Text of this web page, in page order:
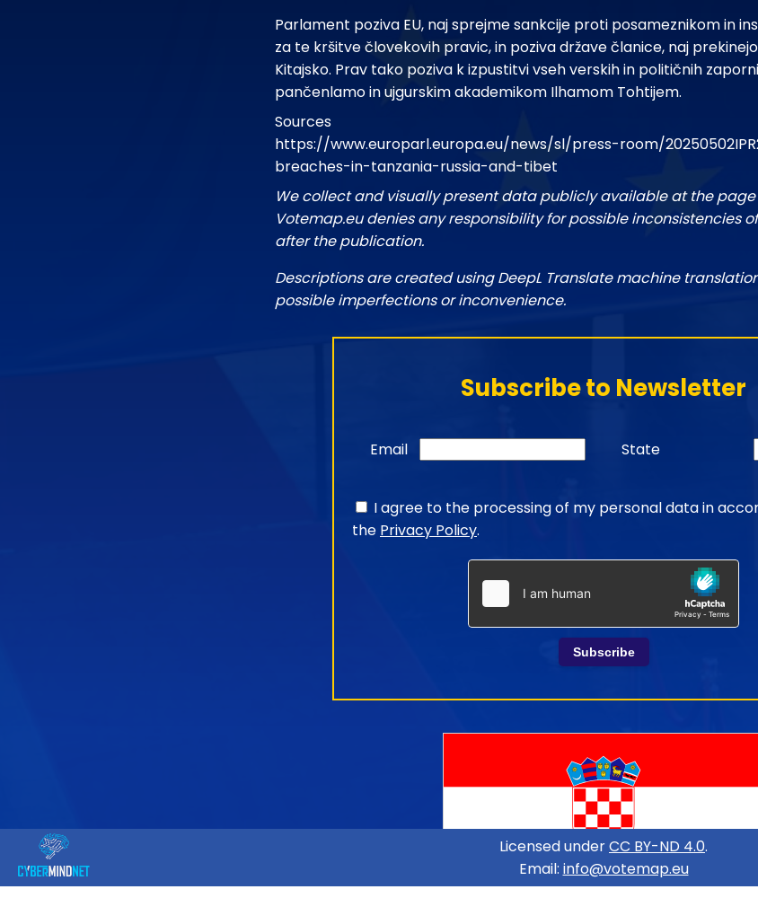
Parlament poziva EU, naj sprejme sankcije proti posameznikom in
za te kršitve človekovih pravic, in poziva države članice, naj
Kitajsko. Prav tako poziva k izpustitvi vseh verskih in političnih
pančenlamo in ujgurskim akademikom Ilhamom Tohtijem.
Sources
https://www.europarl.europa.eu/news/sl/press-room/
breaches-in-tanzania-russia-and-tibet
We collect and visually present data publicly available at the page
Votemap.eu denies any responsibility for possible inconsistencies
after the publication.
Descriptions are created using DeepL Translate machine
possible imperfections or inconvenience.
Subscribe to Newsletter
Email State
I agree to the processing of my personal data in
the Privacy Policy.
Subscribe
Licensed underCC BY-ND 4.0.
Email: info@votemap.eu